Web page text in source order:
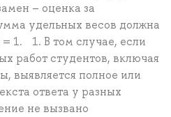
– оценка за
удельных весов должна
1. 1. В том случае, если
работ студентов, включая
выявляется полное или
ответа у разных
не вызвано